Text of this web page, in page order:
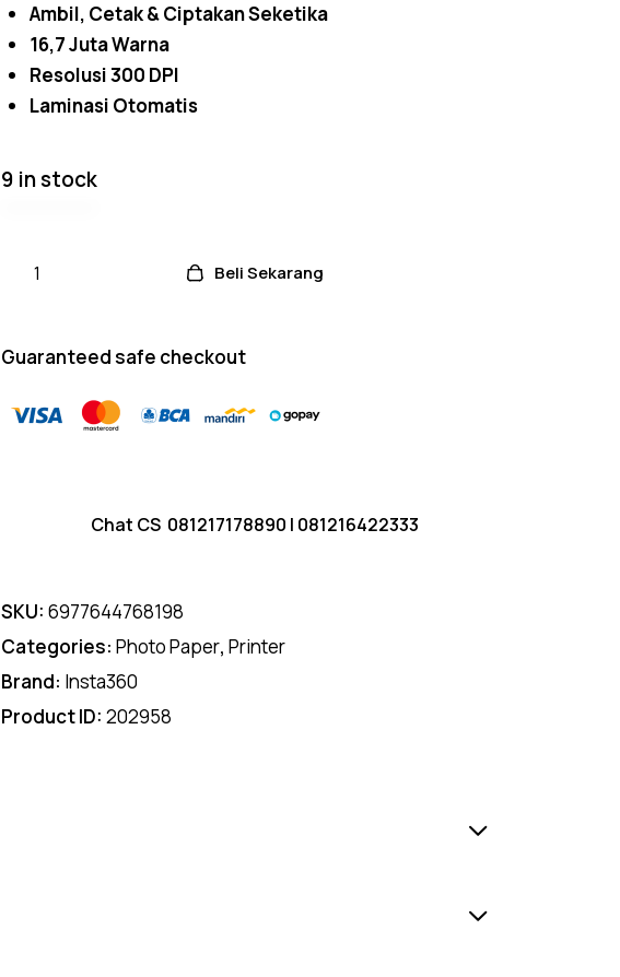
Ambil, Cetak & Ciptakan Seketika
16,7 Juta Warna
Resolusi 300 DPI
Laminasi Otomatis
9 in stock
Beli Sekarang
Guaranteed safe checkout
Chat CS 081217178890 | 081216422333
SKU: 6977644768198
Categories: Photo Paper, Printer
Brand: Insta360
Product ID: 202958